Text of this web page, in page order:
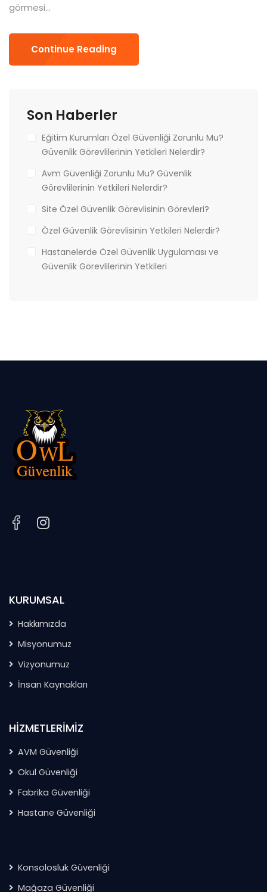
görmesi...
Continue Reading
Son Haberler
Eğitim Kurumları Özel Güvenliği Zorunlu Mu?
Güvenlik Görevlilerinin Yetkileri Nelerdir?
Avm Güvenliği Zorunlu Mu? Güvenlik
Görevlilerinin Yetkileri Nelerdir?
Site Özel Güvenlik Görevlisinin Görevleri?
Özel Güvenlik Görevlisinin Yetkileri Nelerdir?
Hastanelerde Özel Güvenlik Uygulaması ve
Güvenlik Görevlilerinin Yetkileri
KURUMSAL
Hakkımızda
Misyonumuz
Vizyonumuz
İnsan Kaynakları
HIZMETLERIMIZ
AVM Güvenliği
Okul Güvenliği
Fabrika Güvenliği
Hastane Güvenliği
Konsolosluk Güvenliği
Mağaza Güvenliği